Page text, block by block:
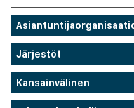
Järjestöt
Kansainvälinen